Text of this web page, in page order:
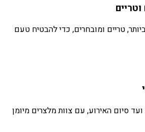
טריים ומובחרים, כדי להבטיח טעם
סיום האירוע, עם צוות מלצרים מיומן